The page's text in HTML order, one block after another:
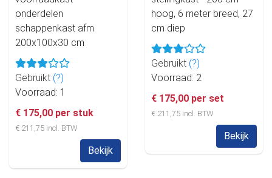
onderdelen
schappenkast afm
200x100x30 cm
Gebruikt (?)
Voorraad: 1
€ 175,00 per stuk
€ 211,75 incl. BTW
Bekijk
hoog, 6 meter breed, 27
cm diep
Gebruikt (?)
Voorraad: 2
€ 175,00 per set
€ 211,75 incl. BTW
Bekijk